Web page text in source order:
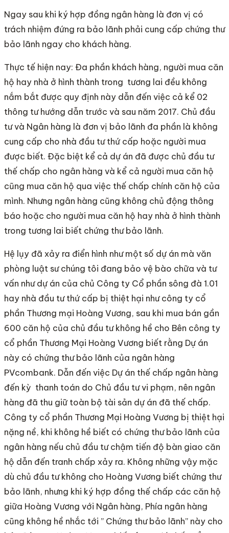
Ngay sau khi ký hợp đồng ngân hàng là đơn vị có
trách nhiệm đứng ra bảo lãnh phải cung cấp chứng thư
bảo lãnh ngay cho khách hàng.
Thực tế hiện nay: Đa phần khách hàng, người mua căn
hộ hay nhà ở hình thành trong tương lai đều không
nắm bắt được quy định này dẫn đến việc cả kể 02
thông tư hướng dẫn trước và sau năm 2017. Chủ đầu
tư và Ngân hàng là đơn vị bảo lãnh đa phần là không
cung cấp cho nhà đầu tư thứ cấp hoặc người mua
được biết. Đặc biệt kể cả dự án đã được chủ đầu tư
thế chấp cho ngân hàng và kể cả người mua căn hộ
cũng mua căn hộ qua việc thế chấp chính căn hộ của
mình. Nhưng ngân hàng cũng không chủ động thông
báo hoặc cho người mua căn hộ hay nhà ở hình thành
trong tương lai biết chứng thư bảo lãnh.
Hệ lụy đã xảy ra điển hình như một số dự án mà văn
phòng luật sư chúng tôi đang bảo vệ bào chữa và tư
vấn như dự án của chủ Công ty Cổ phần sông đà 1.01
hay nhà đầu tư thứ cấp bị thiệt hại như công ty cổ
phần Thương mại Hoàng Vương, sau khi mua bán gần
600 căn hộ của chủ đầu tư không hề cho Bên công ty
cổ phần Thương Mại Hoàng Vương biết rằng Dự án
này có chứng thư bảo lãnh của ngân hàng
PVcombank. Dẫn đến việc Dự án thế chấp ngân hàng
đến kỳ thanh toán do Chủ đầu tư vi phạm, nên ngân
hàng đã thu giữ toàn bộ tài sản dự án đã thế chấp.
Công ty cổ phần Thương Mại Hoàng Vương bị thiệt hại
nặng nề, khi không hề biết có chứng thư bảo lãnh của
ngân hàng nếu chủ đầu tư chậm tiến độ bàn giao căn
hộ dẫn đến tranh chấp xảy ra. Không những vậy mặc
dù chủ đầu tư không cho Hoàng Vương biết chứng thư
bảo lãnh, nhưng khi ký hợp đồng thế chấp các căn hộ
giữa Hoàng Vương với Ngân hàng, Phía ngân hàng
cũng không hề nhắc tới ” Chứng thư bảo lãnh” này cho